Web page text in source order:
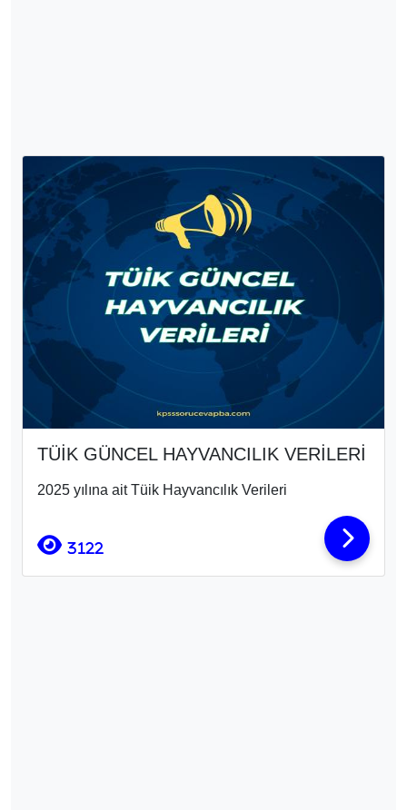
TÜİK GÜNCEL HAYVANCILIK VERİLERİ
2025 yılına ait Tüik Hayvancılık Verileri
3122